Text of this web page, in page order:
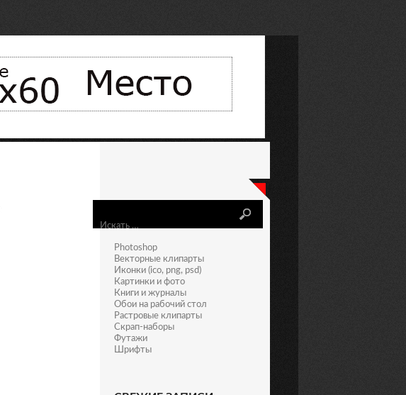
Photoshop
Векторные клипарты
Иконки (ico, png, psd)
Картинки и фото
Книги и журналы
Обои на рабочий стол
Растровые клипарты
Скрап-наборы
Футажи
Шрифты